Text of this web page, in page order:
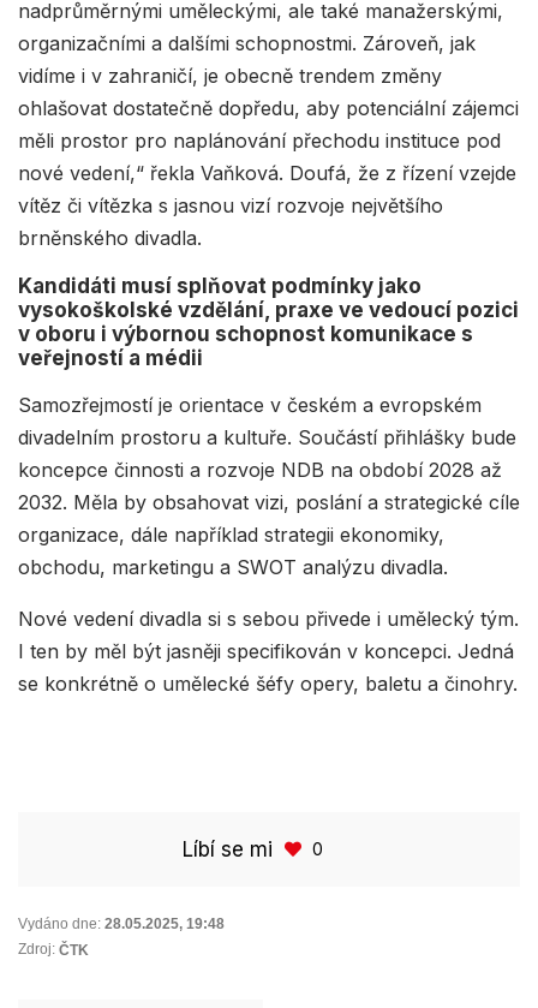
nadprůměrnými uměleckými, ale také manažerskými,
organizačními a dalšími schopnostmi. Zároveň, jak
vidíme i v zahraničí, je obecně trendem změny
ohlašovat dostatečně dopředu, aby potenciální zájemci
měli prostor pro naplánování přechodu instituce pod
nové vedení,“ řekla Vaňková. Doufá, že z řízení vzejde
vítěz či vítězka s jasnou vizí rozvoje největšího
brněnského divadla.
Kandidáti musí splňovat podmínky jako
vysokoškolské vzdělání, praxe ve vedoucí pozici
v oboru i výbornou schopnost komunikace s
veřejností a médii
Samozřejmostí je orientace v českém a evropském
divadelním prostoru a kultuře. Součástí přihlášky bude
koncepce činnosti a rozvoje NDB na období 2028 až
2032. Měla by obsahovat vizi, poslání a strategické cíle
organizace, dále například strategii ekonomiky,
obchodu, marketingu a SWOT analýzu divadla.
Nové vedení divadla si s sebou přivede i umělecký tým.
I ten by měl být jasněji specifikován v koncepci. Jedná
se konkrétně o umělecké šéfy opery, baletu a činohry.
Líbí se mi 0
Vydáno dne: 28.05.2025, 19:48
Zdroj: ČTK